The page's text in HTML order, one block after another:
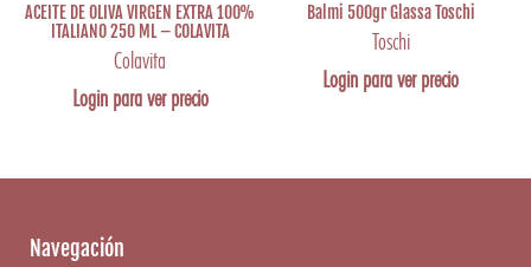
ACEITE DE OLIVA VIRGEN EXTRA 100%
ITALIANO 250 ML – COLAVITA
Colavita
Login para ver precio
Balmi 500gr Glassa Toschi
Toschi
Login para ver precio
Navegación